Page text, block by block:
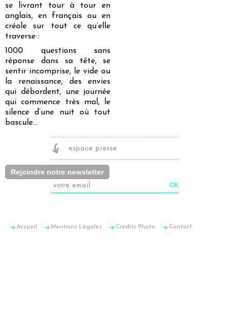
se livrant tour à tour en
anglais, en français ou en
créole sur tout ce qu’elle
traverse :
1000 questions sans
réponse dans sa tête, se
sentir incomprise, le vide ou
la renaissance, des envies
qui débordent, une journée
qui commence très mal, le
silence d’une nuit où tout
bascule…
espace presse
Rejoindre notre newsletter
Accueil Mentions Légales Crédits Photo Contact